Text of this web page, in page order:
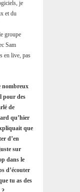
je
et du
groupe
Sam
en live, pas
nombreux
pour des
de
qu’hier
que
d’en
sur
dans le
d’écouter
tu as des